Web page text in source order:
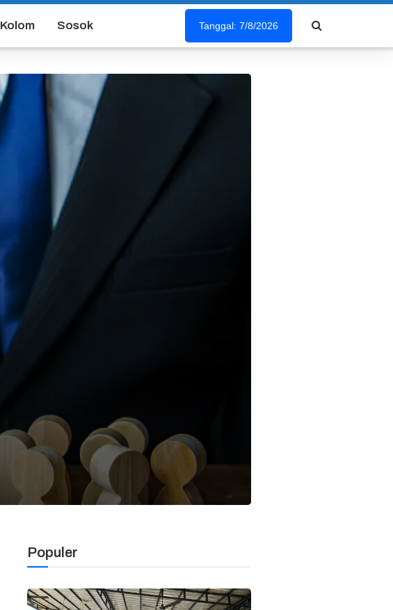
Kolom Sosok Tanggal: 7/8/2026
Populer